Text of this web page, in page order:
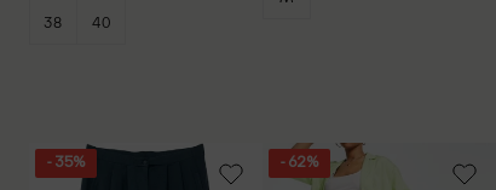
38 40
- 35% - 62%